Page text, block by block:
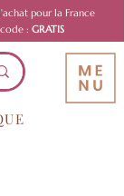
pour la France
: GRATIS